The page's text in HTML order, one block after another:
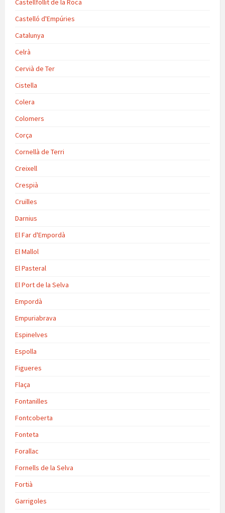
Castellfollit de la Roca
Castelló d'Empúries
Catalunya
Celrà
Cervià de Ter
Cistella
Colera
Colomers
Corça
Cornellà de Terri
Creixell
Crespià
Cruïlles
Darnius
El Far d'Empordà
El Mallol
El Pasteral
El Port de la Selva
Empordà
Empuriabrava
Espinelves
Espolla
Figueres
Flaça
Fontanilles
Fontcoberta
Fonteta
Forallac
Fornells de la Selva
Fortià
Garrigoles